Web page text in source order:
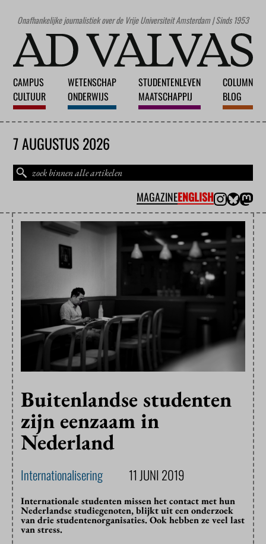
Onafhankelijke journalistiek over de Vrije Universiteit Amsterdam | Sinds 1953
CAMPUS
CULTUUR
WETENSCHAP
ONDERWIJS
STUDENTENLEVEN
MAATSCHAPPIJ
COLUMN
BLOG
7 AUGUSTUS 2026
MAGAZINEENGLISH
Buitenlandse studenten
zijn eenzaam in
Nederland
Internationalisering 11 JUNI 2019
Internationale studenten missen het contact met hun
Nederlandse studiegenoten, blijkt uit een onderzoek
van drie studentenorganisaties. Ook hebben ze veel last
van stress.